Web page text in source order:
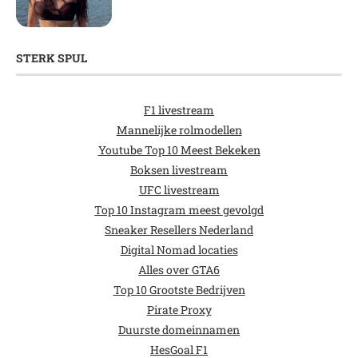
STERK SPUL
F1 livestream
Mannelijke rolmodellen
Youtube Top 10 Meest Bekeken
Boksen livestream
UFC livestream
Top 10 Instagram meest gevolgd
Sneaker Resellers Nederland
Digital Nomad locaties
Alles over GTA6
Top 10 Grootste Bedrijven
Pirate Proxy
Duurste domeinnamen
HesGoal F1